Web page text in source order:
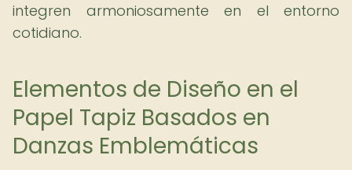
integren armoniosamente en el entorno
cotidiano.
Elementos de Diseño en el
Papel Tapiz Basados en
Danzas Emblemáticas